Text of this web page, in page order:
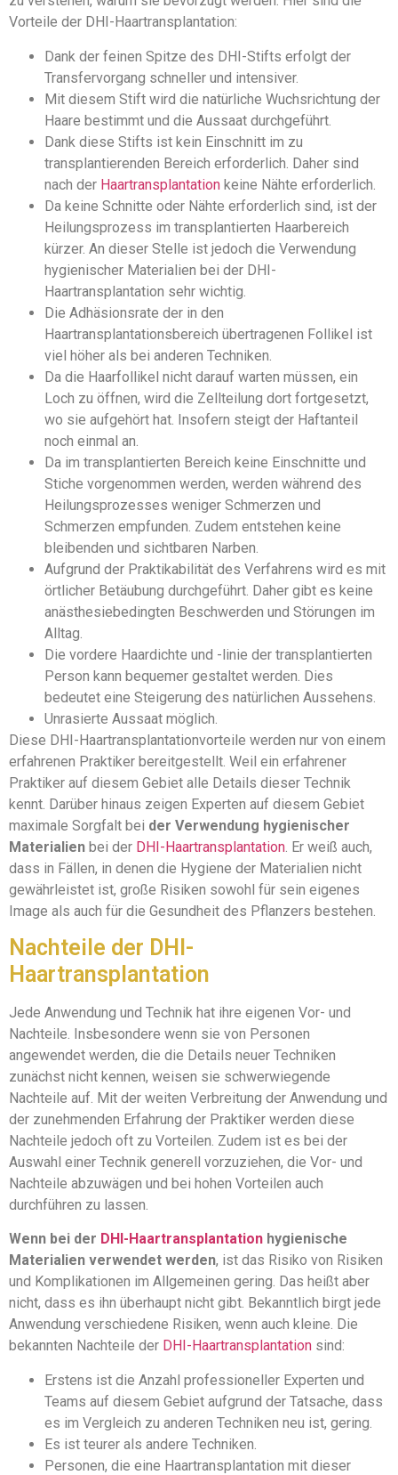
Vorteile der DHI-Haartransplantation:
Dank der feinen Spitze des DHI-Stifts erfolgt der
Transfervorgang schneller und intensiver.
Mit diesem Stift wird die natürliche Wuchsrichtung der
Haare bestimmt und die Aussaat durchgeführt.
Dank diese Stifts ist kein Einschnitt im zu
transplantierenden Bereich erforderlich. Daher sind
nach der Haartransplantation keine Nähte erforderlich.
Da keine Schnitte oder Nähte erforderlich sind, ist der
Heilungsprozess im transplantierten Haarbereich
kürzer. An dieser Stelle ist jedoch die Verwendung
hygienischer Materialien bei der DHI-
Haartransplantation sehr wichtig.
Die Adhäsionsrate der in den
Haartransplantationsbereich übertragenen Follikel ist
viel höher als bei anderen Techniken.
Da die Haarfollikel nicht darauf warten müssen, ein
Loch zu öffnen, wird die Zellteilung dort fortgesetzt,
wo sie aufgehört hat. Insofern steigt der Haftanteil
noch einmal an.
Da im transplantierten Bereich keine Einschnitte und
Stiche vorgenommen werden, werden während des
Heilungsprozesses weniger Schmerzen und
Schmerzen empfunden. Zudem entstehen keine
bleibenden und sichtbaren Narben.
Aufgrund der Praktikabilität des Verfahrens wird es mit
örtlicher Betäubung durchgeführt. Daher gibt es keine
anästhesiebedingten Beschwerden und Störungen im
Alltag.
Die vordere Haardichte und -linie der transplantierten
Person kann bequemer gestaltet werden. Dies
bedeutet eine Steigerung des natürlichen Aussehens.
Unrasierte Aussaat möglich.
Diese DHI-Haartransplantationvorteile werden nur von einem
erfahrenen Praktiker bereitgestellt. Weil ein erfahrener
Praktiker auf diesem Gebiet alle Details dieser Technik
kennt. Darüber hinaus zeigen Experten auf diesem Gebiet
maximale Sorgfalt bei der Verwendung hygienischer
Materialien bei der DHI-Haartransplantation . Er weiß auch,
dass in Fällen, in denen die Hygiene der Materialien nicht
gewährleistet ist, große Risiken sowohl für sein eigenes
Image als auch für die Gesundheit des Pflanzers bestehen.
Nachteile der DHI-
Haartransplantation
Jede Anwendung und Technik hat ihre eigenen Vor- und
Nachteile. Insbesondere wenn sie von Personen
angewendet werden, die die Details neuer Techniken
zunächst nicht kennen, weisen sie schwerwiegende
Nachteile auf. Mit der weiten Verbreitung der Anwendung und
der zunehmenden Erfahrung der Praktiker werden diese
Nachteile jedoch oft zu Vorteilen. Zudem ist es bei der
Auswahl einer Technik generell vorzuziehen, die Vor- und
Nachteile abzuwägen und bei hohen Vorteilen auch
durchführen zu lassen.
Wenn bei der DHI-Haartransplantation hygienische
Materialien verwendet werden, ist das Risiko von Risiken
und Komplikationen im Allgemeinen gering. Das heißt aber
nicht, dass es ihn überhaupt nicht gibt. Bekanntlich birgt jede
Anwendung verschiedene Risiken, wenn auch kleine. Die
bekannten Nachteile der DHI-Haartransplantation sind:
Erstens ist die Anzahl professioneller Experten und
Teams auf diesem Gebiet aufgrund der Tatsache, dass
es im Vergleich zu anderen Techniken neu ist, gering.
Es ist teurer als andere Techniken.
Personen, die eine Haartransplantation mit dieser